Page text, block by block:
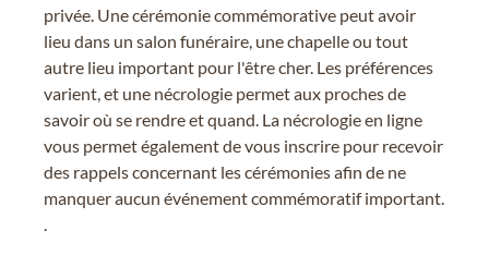
privée. Une cérémonie commémorative peut avoir
lieu dans un salon funéraire, une chapelle ou tout
autre lieu important pour l'être cher. Les préférences
varient, et une nécrologie permet aux proches de
savoir où se rendre et quand. La nécrologie en ligne
vous permet également de vous inscrire pour recevoir
des rappels concernant les cérémonies afin de ne
manquer aucun événement commémoratif important.